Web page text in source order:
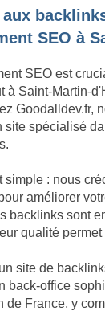
aux
SEO à
SEO est
à Saint-Martin-
Goodalldev.fr,
site spécialisé
simple : nous
améliorer
backlinks sont
qualité
site de
back-office
de France, y